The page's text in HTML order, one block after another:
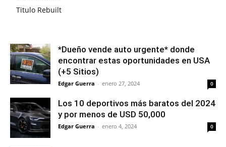
Titulo Rebuilt
*Dueño vende auto urgente* donde
encontrar estas oportunidades en USA
(+5 Sitios)
Edgar Guerra - enero 27, 2024 0
Los 10 deportivos más baratos del 2024
y por menos de USD 50,000
Edgar Guerra - enero 4, 2024 0